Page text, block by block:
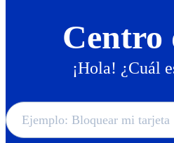
Centro
¡Hola! ¿Cuál